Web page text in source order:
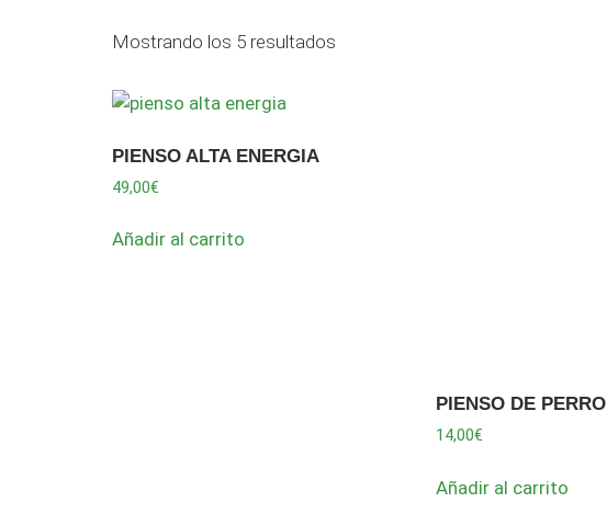
Mostrando los 5 resultados
PIENSO ALTA ENERGIA
49,00€
Añadir al carrito
PIENSO DE PERRO
14,00€
Añadir al carrito